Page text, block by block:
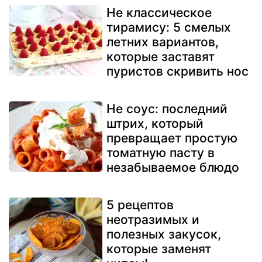
Не классическое
тирамису: 5 смелых
летних вариантов,
которые заставят
пуристов скривить нос
Не соус: последний
штрих, который
превращает простую
томатную пасту в
незабываемое блюдо
5 рецептов
неотразимых и
полезных закусок,
которые заменят